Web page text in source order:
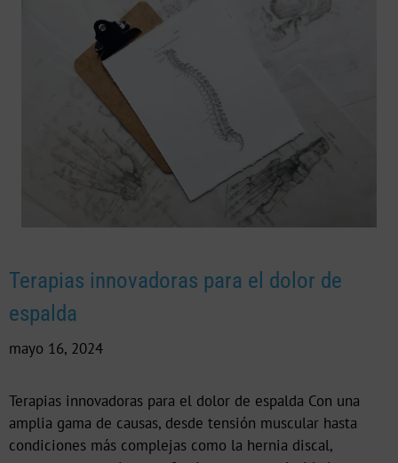
Terapias innovadoras para el dolor de
espalda
mayo 16, 2024
Terapias innovadoras para el dolor de espalda Con una
amplia gama de causas, desde tensión muscular hasta
condiciones más complejas como la hernia discal,